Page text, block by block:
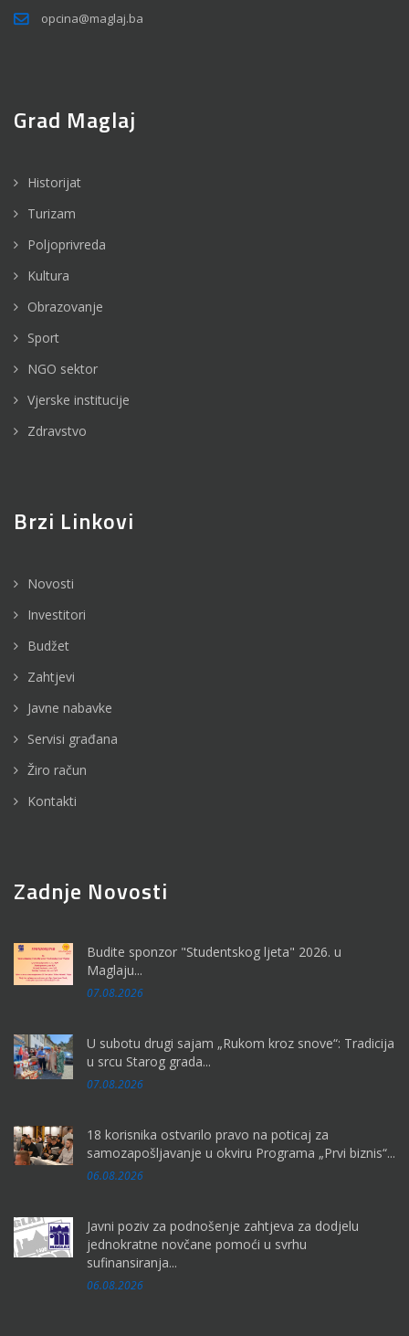
opcina@maglaj.ba
Grad Maglaj
Historijat
Turizam
Poljoprivreda
Kultura
Obrazovanje
Sport
NGO sektor
Vjerske institucije
Zdravstvo
Brzi Linkovi
Novosti
Investitori
Budžet
Zahtjevi
Javne nabavke
Servisi građana
Žiro račun
Kontakti
Zadnje Novosti
Budite sponzor "Studentskog ljeta" 2026. u
Maglaju...
07.08.2026
U subotu drugi sajam „Rukom kroz snove“: Tradicija
u srcu Starog grada...
07.08.2026
18 korisnika ostvarilo pravo na poticaj za
samozapošljavanje u okviru Programa „Prvi biznis“...
06.08.2026
Javni poziv za podnošenje zahtjeva za dodjelu
jednokratne novčane pomoći u svrhu
sufinansiranja...
06.08.2026